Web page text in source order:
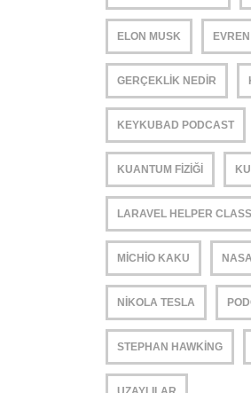
ELON MUSK EVREN
GERÇEKLIK NEDIR
KEYKUBAD PODCAST
KUANTUM FIZIĞI
LARAVEL HELPER CLASS
MICHIO KAKU NASA
NIKOLA TESLA
STEPHAN HAWKING